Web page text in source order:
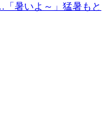
暑いよ～」猛暑もと